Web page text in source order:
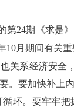
第24期《求是
10月期间有关重
关系经济安全
。要加快补上
环。要牢牢